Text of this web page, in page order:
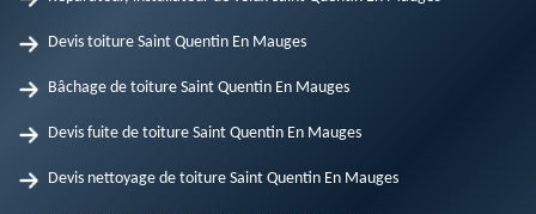
Devis toiture Saint Quentin En Mauges
Bâchage de toiture Saint Quentin En Mauges
Devis fuite de toiture Saint Quentin En Mauges
Devis nettoyage de toiture Saint Quentin En Mauges